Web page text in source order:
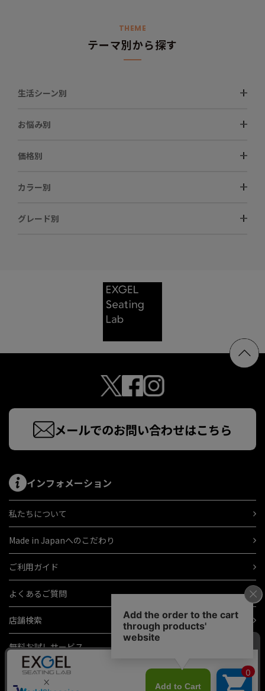
THEME
テーマ別から探す
生活シーン別
お悩み別
価格別
カラー別
グレード別
メールでのお問い合わせはこちら
インフォメーション
私たちについて
Made in Japanへのこだわり
ご利用ガイド
よくあるご質問
店舗検索
無料お試しサービス
ギフトラッピング